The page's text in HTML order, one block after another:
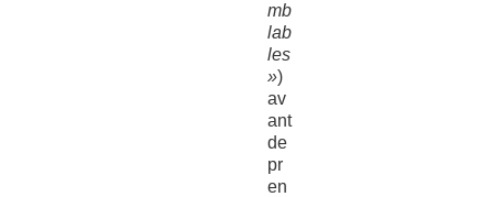
mb
lab
les
»)
av
ant
de
pr
en